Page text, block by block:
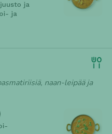
ja
ja
naan-leipää ja